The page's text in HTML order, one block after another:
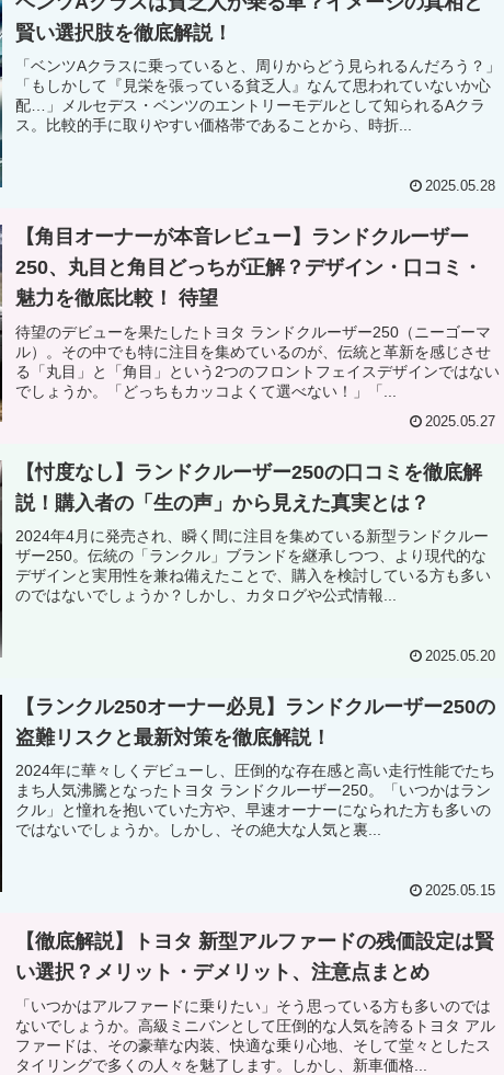
賢い選択肢を徹底解説！
「ベンツAクラスに乗っていると、周りからどう見られるんだろう？」
「もしかして『見栄を張っている貧乏人』なんて思われていないか心
配…」メルセデス・ベンツのエントリーモデルとして知られるAクラ
ス。比較的手に取りやすい価格帯であることから、時折...
2025.05.28
【角目オーナーが本音レビュー】ランドクルーザー
250、丸目と角目どっちが正解？デザイン・口コミ・
魅力を徹底比較！ 待望
待望のデビューを果たしたトヨタ ランドクルーザー250（ニーゴーマ
ル）。その中でも特に注目を集めているのが、伝統と革新を感じさせ
る「丸目」と「角目」という2つのフロントフェイスデザインではない
でしょうか。「どっちもカッコよくて選べない！」「...
2025.05.27
【忖度なし】ランドクルーザー250の口コミを徹底解
説！購入者の「生の声」から見えた真実とは？
2024年4月に発売され、瞬く間に注目を集めている新型ランドクルー
ザー250。伝統の「ランクル」ブランドを継承しつつ、より現代的な
デザインと実用性を兼ね備えたことで、購入を検討している方も多い
のではないでしょうか？しかし、カタログや公式情報...
2025.05.20
【ランクル250オーナー必見】ランドクルーザー250の
盗難リスクと最新対策を徹底解説！
2024年に華々しくデビューし、圧倒的な存在感と高い走行性能でたち
まち人気沸騰となったトヨタ ランドクルーザー250。「いつかはラン
クル」と憧れを抱いていた方や、早速オーナーになられた方も多いの
ではないでしょうか。しかし、その絶大な人気と裏...
2025.05.15
【徹底解説】トヨタ 新型アルファードの残価設定は賢
い選択？メリット・デメリット、注意点まとめ
「いつかはアルファードに乗りたい」そう思っている方も多いのでは
ないでしょうか。高級ミニバンとして圧倒的な人気を誇るトヨタ アル
ファードは、その豪華な内装、快適な乗り心地、そして堂々としたス
タイリングで多くの人々を魅了します。しかし、新車価格...